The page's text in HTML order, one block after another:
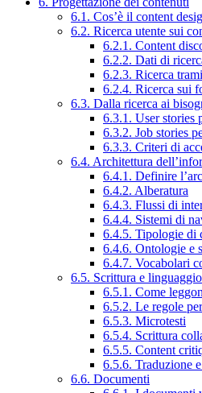
6.1. Cos’è il content
6.2. Ricerca utente sui
6.2.1. Content
6.2.2. Dati di
6.2.3. Ricerca
6.2.4. Ricerca sui
6.3. Dalla ricerca ai
6.3.1. User stories
6.3.2. Job stories
6.3.3. Criteri di
6.4. Architettura
6.4.1. Definire
6.4.2. Alberatura
6.4.3. Flussi di
6.4.4. Sistemi di
6.4.5. Tipologie di
6.4.6. Ontologie e
6.4.7. Vocabolari
6.5. Scrittura e linguaggio
6.5.1. Come
6.5.2. Le regole
6.5.3. Microtesti
6.5.4. Scrittura
6.5.5. Content
6.5.6. Traduzione
6.6. Documenti